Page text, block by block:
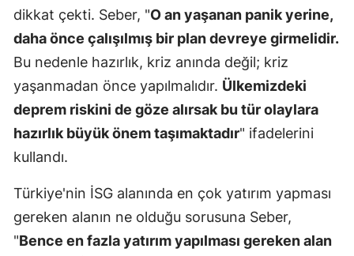
dikkat çekti. Seber, "O an yaşanan panik yerine,
daha önce çalışılmış bir plan devreye girmelidir.
Bu nedenle hazırlık, kriz anında değil; kriz
yaşanmadan önce yapılmalıdır. Ülkemizdeki
deprem riskini de göze alırsak bu tür olaylara
hazırlık büyük önem taşımaktadır" ifadelerini
kullandı.
Türkiye'nin İSG alanında en çok yatırım yapması
gereken alanın ne olduğu sorusuna Seber,
"Bence en fazla yatırım yapılması gereken alan